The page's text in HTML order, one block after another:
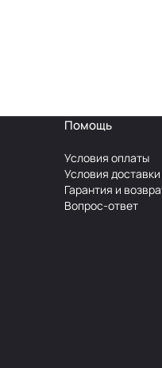
Помощь
Условия оплаты
Условия доставки
Гарантия и
Вопрос-ответ